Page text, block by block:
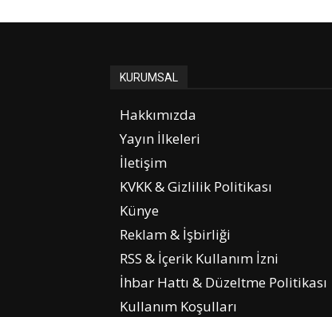
KURUMSAL
Hakkımızda
Yayın İlkeleri
İletişim
KVKK & Gizlilik Politikası
Künye
Reklam & İşbirliği
RSS & İçerik Kullanım İzni
İhbar Hattı & Düzeltme Politikası
Kullanım Koşulları